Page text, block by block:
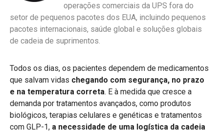
operações comerciais da UPS fora do
setor de pequenos pacotes dos EUA, incluindo pequenos
pacotes internacionais, saúde global e soluções globais
de cadeia de suprimentos.
Todos os dias, os pacientes dependem de medicamentos
que salvam vidas chegando com segurança, no prazo
e na temperatura correta. E à medida que cresce a
demanda por tratamentos avançados, como produtos
biológicos, terapias celulares e genéticas e tratamentos
com GLP-1, a necessidade de uma logística da cadeia